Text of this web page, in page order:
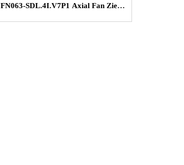
FN063-SDL.4I.V7P1 Axial Fan Ziehl-